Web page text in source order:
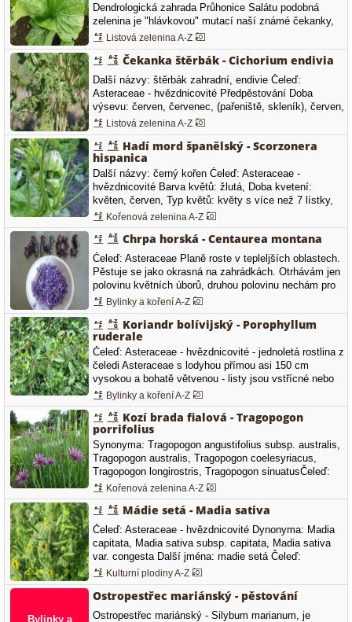
Dendrologická zahrada Průhonice Salátu podobná
zelenina je "hlávkovou" mutací naší známé čekanky,
Přítomnost hořkého "mléka" upomíná na příbuznost k
pampelišce. Je bohatým zdrojem kyseliny listové,
vitaminu B1, B2, B6 i vitamínu A a C. Ze stopových
prvků také vápník, fosfor,…
Listová zelenina A-Z
Čekanka štěrbák - Cichorium endivia
Další názvy: štěrbák zahradní, endivie Čeleď:
Asteraceae - hvězdnicovité Předpěstování Doba
výsevu: červen, červenec, (pařeniště, skleník), červen,
červenec, (záhon) Doba výsadby: červenec, srpen,
Spon: 30 x 30 cm Vegetační doba (dny): 90 - 120 Doba
sklizně (sběru): září, říjen, Přímý výsev Doba výsevu:
září,…
Listová zelenina A-Z
Hadí mord španělský - Scorzonera
hispanica
Další názvy: černý kořen Čeleď: Asteraceae -
hvězdnicovité Barva květů: žlutá, Doba kvetení:
květen, červen, Typ květů: květy s více než 7 lístky,
Scorzonera hispanica pochází ze Španělska. Je velice
chutnou zeleninou hlavně pro diabetiky. Z botanického
hlediska je to dvouletá rostlina z čeledi Asteraceae,
která v prvním…
Kořenová zelenina A-Z
Chrpa horská - Centaurea montana
Čeleď: Asteraceae Planě roste v tepleljších oblastech.
Pěstuje se jako okrasná na zahrádkách. Otrhávám jen
polovinu květních úborů, druhou polovinu nechám pro
včeličky, čmeláky, pestřenky a jiný užitečný hmyz.
Otrhám dlouhé květní plátky a suším ve tmavé
vzdušné místnosti. Používám do zimních čajových
směsí.…
Bylinky a koření A-Z
Koriandr bolívijský - Porophyllum
ruderale
Čeleď: Asteraceae - hvězdnicovité - jednoletá rostlina z
čeledi Asteraceae s lodyhou přímou asi 150 cm
vysokou a bohatě větvenou - listy jsou vstřícné nebo
střídavé, řapíkaté, vejčité, eliptické nebo obvejčité, na
bázi klínovité, na okraji zvlněné až chobotnaté, lysé,
často pak šedozelené - květenství je chocholičnaté…
Bylinky a koření A-Z
Kozí brada fialová - Tragopogon
porrifolius
Synonyma: Tragopogon angustifolius subsp. australis,
Tragopogon australis, Tragopogon coelesyriacus,
Tragopogon longirostris, Tragopogon sinuatusČeleď:
Asteraceae - hvězdnicovité Barva květů: světle
fialová, Typ květů: květy s více než 7 lístky.
Kořenová zelenina A-Z
Mádie setá - Madia sativa
Čeleď: Asteraceae - hvězdnicovité Dynonyma: Madia
capitata, Madia sativa subsp. capitata, Madia sativa
var. congesta Další jména: madie setá Čeleď:
Asteraceae - hvězdnicovité Barva květů: žlutá, Doba
kvetení: červenec, srpen, září, říjen, Typ květů: květy
s více než 7 lístky, Madia sativa je jednoletá rostlina z
čeledi…
Kulturní plodiny A-Z
Ostropestřec mariánský - pěstování
Ostropestřec mariánský - Silybum marianum, je